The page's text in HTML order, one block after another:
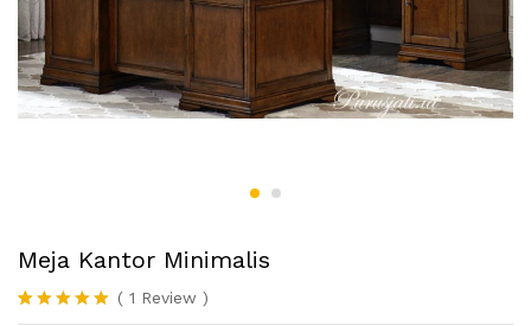
Meja Kantor Minimalis
( 1 Review )